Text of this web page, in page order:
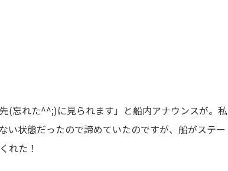
(忘れた^^;)に見られます」と船内アナウンスが。私
い状態だったので諦めていたのですが、船がステー
れた！